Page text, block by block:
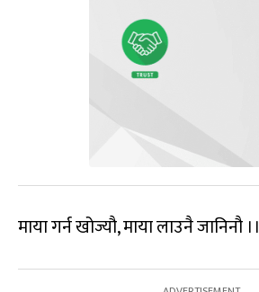
माया गर्न खोज्यौ, माया लाउनै जानिनौ ।।